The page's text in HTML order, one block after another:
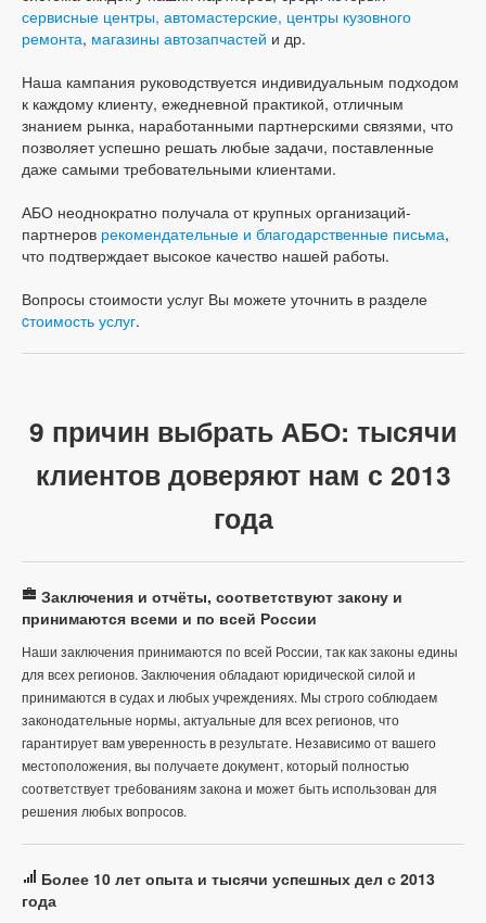
сервисные центры, автомастерские, центры кузовного
ремонта, магазины автозапчастей и др.
Наша кампания руководствуется индивидуальным подходом
к каждому клиенту, ежедневной практикой, отличным
знанием рынка, наработанными партнерскими связями, что
позволяет успешно решать любые задачи, поставленные
даже самыми требовательными клиентами.
АБО неоднократно получала от крупных организаций-
партнеров рекомендательные и благодарственные письма,
что подтверждает высокое качество нашей работы.
Вопросы стоимости услуг Вы можете уточнить в разделе
cтоимость услуг.
9 причин выбрать АБО: тысячи
клиентов доверяют нам с 2013
года
Заключения и отчёты, соответствуют закону и
принимаются всеми и по всей России
Наши заключения принимаются по всей России, так как законы едины
для всех регионов. Заключения обладают юридической силой и
принимаются в судах и любых учреждениях. Мы строго соблюдаем
законодательные нормы, актуальные для всех регионов, что
гарантирует вам уверенность в результате. Независимо от вашего
местоположения, вы получаете документ, который полностью
соответствует требованиям закона и может быть использован для
решения любых вопросов.
Более 10 лет опыта и тысячи успешных дел с 2013
года